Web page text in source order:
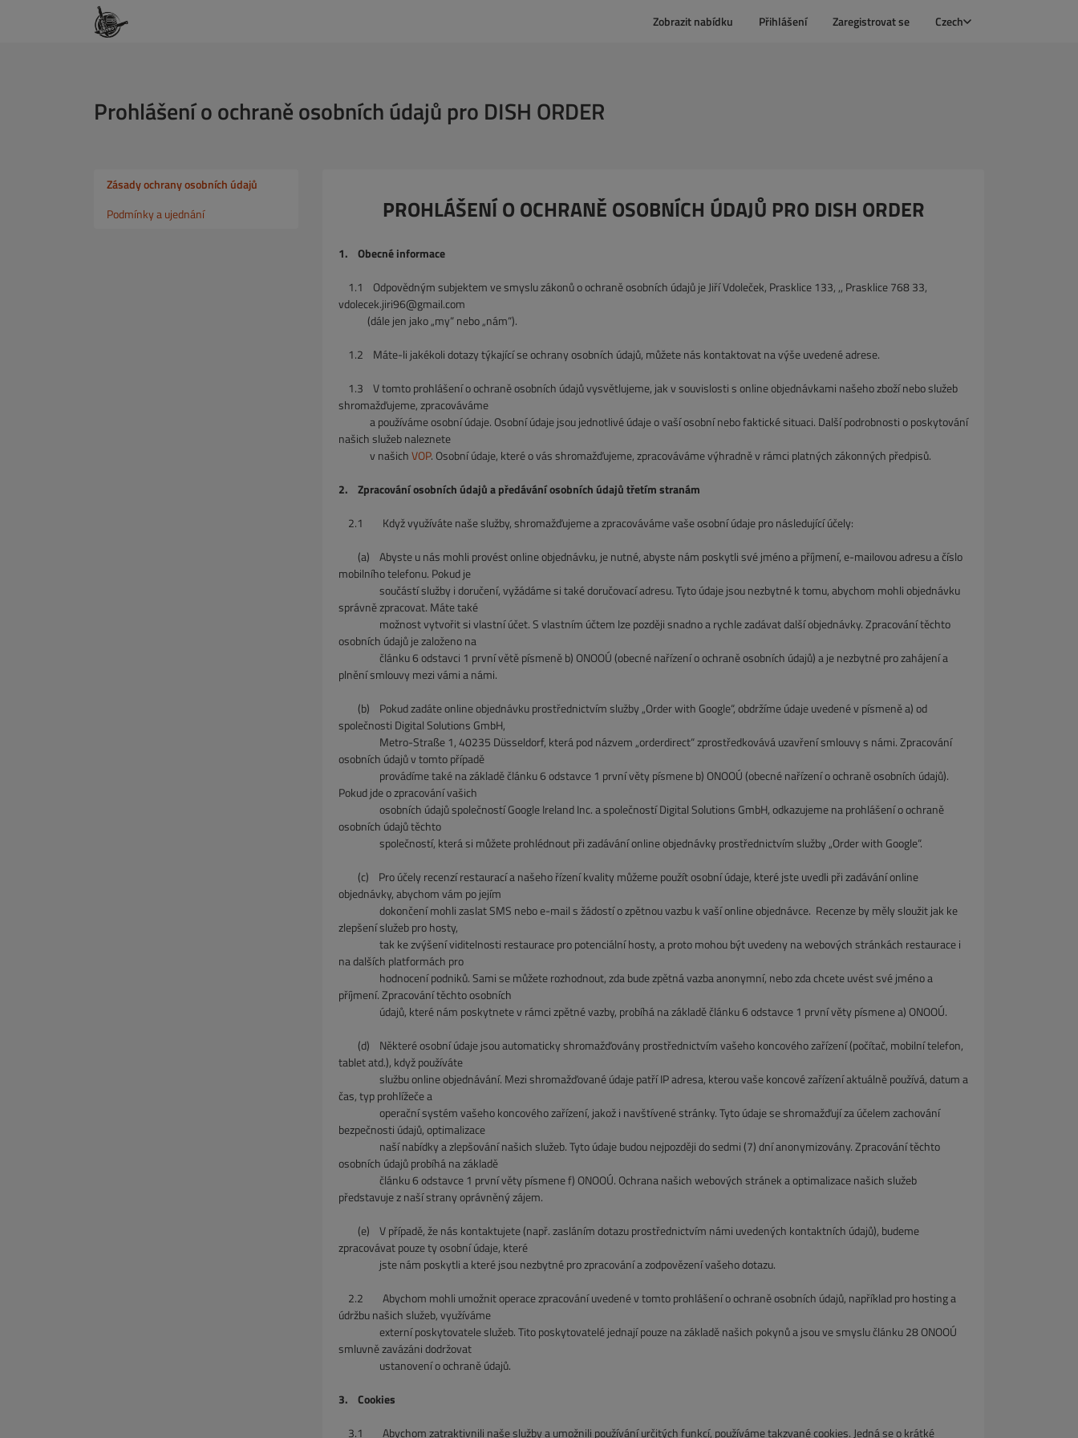
Zobrazit nabídku Přihlášení Zaregistrovat se Czech
Prohlášení o ochraně osobních údajů pro DISH ORDER
Zásady ochrany osobních údajů
Podmínky a ujednání
PROHLÁŠENÍ O OCHRANĚ OSOBNÍCH ÚDAJŮ PRO DISH ORDER
1. Obecné informace
1.1
Odpovědným subjektem ve smyslu zákonů o ochraně osobních údajů je Jiří Vdoleček, Prasklice 133, ,, Prasklice 768 33,
vdolecek.jiri96@gmail.com
(dále jen jako „my“ nebo „nám“).
1.2
Máte-li jakékoli dotazy týkající se ochrany osobních údajů, můžete nás kontaktovat na výše uvedené adrese.
1.3
V tomto prohlášení o ochraně osobních údajů vysvětlujeme, jak v souvislosti s online objednávkami našeho zboží nebo služeb
shromažďujeme, zpracováváme
a používáme osobní údaje. Osobní údaje jsou jednotlivé údaje o vaší osobní nebo faktické situaci. Další podrobnosti o poskytování
našich služeb naleznete
v našichVOP. Osobní údaje, které o vás shromažďujeme, zpracováváme výhradně v rámci platných zákonných předpisů.
2. Zpracování osobních údajů a předávání osobních údajů třetím stranám
2.1 Když využíváte naše služby, shromažďujeme a zpracováváme vaše osobní údaje pro následující účely:
(a) Abyste u nás mohli provést online objednávku, je nutné, abyste nám poskytli své jméno a příjmení, e-mailovou adresu a číslo
mobilního telefonu. Pokud je
součástí služby i doručení, vyžádáme si také doručovací adresu. Tyto údaje jsou nezbytné k tomu, abychom mohli objednávku
správně zpracovat. Máte také
možnost vytvořit si vlastní účet. S vlastním účtem lze později snadno a rychle zadávat další objednávky. Zpracování těchto
osobních údajů je založeno na
článku 6 odstavci 1 první větě písmeně b) ONOOÚ (obecné nařízení o ochraně osobních údajů) a je nezbytné pro zahájení a
plnění smlouvy mezi vámi a námi.
(b) Pokud zadáte online objednávku prostřednictvím služby „Order with Google“, obdržíme údaje uvedené v písmeně a) od
společnosti Digital Solutions GmbH,
Metro-Straße 1, 40235 Düsseldorf, která pod názvem „orderdirect“ zprostředkovává uzavření smlouvy s námi. Zpracování
osobních údajů v tomto případě
provádíme také na základě článku 6 odstavce 1 první věty písmene b) ONOOÚ (obecné nařízení o ochraně osobních údajů).
Pokud jde o zpracování vašich
osobních údajů společností Google Ireland Inc. a společností Digital Solutions GmbH, odkazujeme na prohlášení o ochraně
osobních údajů těchto
společností, která si můžete prohlédnout při zadávání online objednávky prostřednictvím služby „Order with Google“.
(c) Pro účely recenzí restaurací a našeho řízení kvality můžeme použít osobní údaje, které jste uvedli při zadávání online
objednávky, abychom vám po jejím
dokončení mohli zaslat SMS nebo e-mail s žádostí o zpětnou vazbu k vaší online objednávce. Recenze by měly sloužit jak ke
zlepšení služeb pro hosty,
tak ke zvýšení viditelnosti restaurace pro potenciální hosty, a proto mohou být uvedeny na webových stránkách restaurace i
na dalších platformách pro
hodnocení podniků. Sami se můžete rozhodnout, zda bude zpětná vazba anonymní, nebo zda chcete uvést své jméno a
příjmení. Zpracování těchto osobních
údajů, které nám poskytnete v rámci zpětné vazby, probíhá na základě článku 6 odstavce 1 první věty písmene a) ONOOÚ.
(d) Některé osobní údaje jsou automaticky shromažďovány prostřednictvím vašeho koncového zařízení (počítač, mobilní telefon,
tablet atd.), když používáte
službu online objednávání. Mezi shromažďované údaje patří IP adresa, kterou vaše koncové zařízení aktuálně používá, datum a
čas, typ prohlížeče a
operační systém vašeho koncového zařízení, jakož i navštívené stránky. Tyto údaje se shromažďují za účelem zachování
bezpečnosti údajů, optimalizace
naší nabídky a zlepšování našich služeb. Tyto údaje budou nejpozději do sedmi (7) dní anonymizovány. Zpracování těchto
osobních údajů probíhá na základě
článku 6 odstavce 1 první věty písmene f) ONOOÚ. Ochrana našich webových stránek a optimalizace našich služeb
představuje z naší strany oprávněný zájem.
(e) V případě, že nás kontaktujete (např. zasláním dotazu prostřednictvím námi uvedených kontaktních údajů), budeme
zpracovávat pouze ty osobní údaje, které
jste nám poskytli a které jsou nezbytné pro zpracování a zodpovězení vašeho dotazu.
2.2 Abychom mohli umožnit operace zpracování uvedené v tomto prohlášení o ochraně osobních údajů, například pro hosting a
údržbu našich služeb, využíváme
externí poskytovatele služeb. Tito poskytovatelé jednají pouze na základě našich pokynů a jsou ve smyslu článku 28 ONOOÚ
smluvně zavázáni dodržovat
ustanovení o ochraně údajů.
3. Cookies
3.1 Abychom zatraktivnili naše služby a umožnili používání určitých funkcí, používáme takzvané cookies. Jedná se o krátké